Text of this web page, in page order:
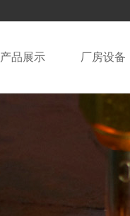
产品展示 厂房设备